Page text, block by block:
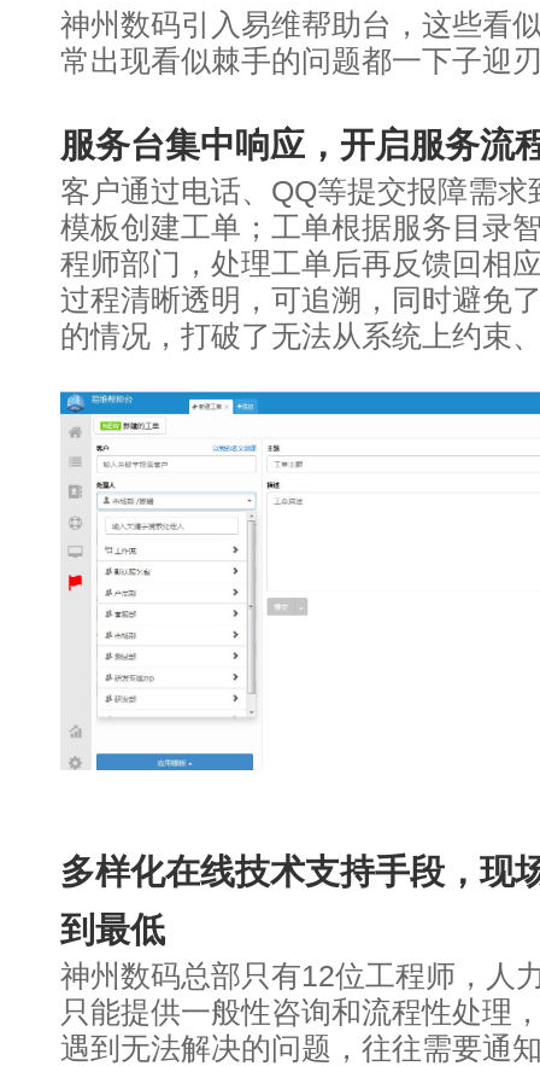
神州数码引入易维帮助台，这些看
常出现看似棘手的问题都一下子迎
服务台集中响应，开启服务流
客户通过电话、QQ等提交报障需
模板创建工单；工单根据服务目录
程师部门，处理工单后再反馈回相
过程清晰透明，可追溯，同时避免
的情况，打破了无法从系统上约束
多样化在线技术支持手段，现
到最低
神州数码总部只有12位工程师，人
只能提供一般性咨询和流程性处理
遇到无法解决的问题，往往需要通